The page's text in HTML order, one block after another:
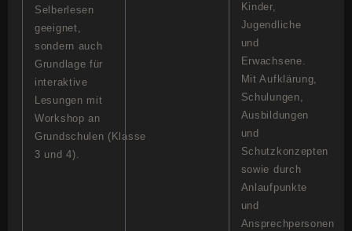
Selberlesen
geeignet,
sondern auch
Grundlage für
interaktive
Lesungen mit
Workshop an
Grundschulen (Klasse
3 und 4).
Kinder,
Jugendliche
und
Erwachsene.
Mit Aufklärung,
Schulungen,
Ausbildungen
und
Schutzkonzepten
sowie durch
Anlaufpunkte
und
Ansprechpersonen